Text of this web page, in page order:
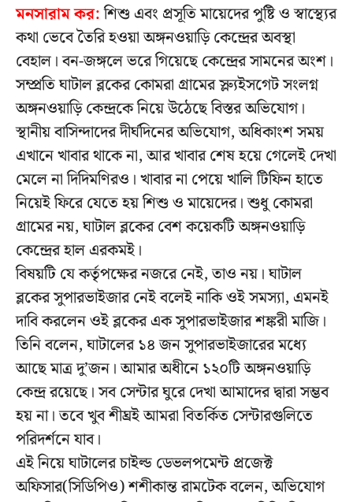
মনসারাম কর:শিশু এবং প্রসূতি মায়েদের পুষ্টি ও স্বাস্থ্যের
কথা ভেবে তৈরি হওয়া অঙ্গনওয়াড়ি কেন্দ্রের অবস্থা
বেহাল। বন-জঙ্গলে ভরে গিয়েছে কেন্দ্রের সামনের অংশ।
সম্প্রতি ঘাটাল ব্লকের কোমরা গ্রামের স্ল্যুইসগেট সংলগ্ন
অঙ্গনওয়াড়ি কেন্দ্রকে নিয়ে উঠেছে বিস্তর অভিযোগ।
স্থানীয় বাসিন্দাদের দীর্ঘদিনের অভিযোগ, অধিকাংশ সময়
এখানে খাবার থাকে না, আর খাবার শেষ হয়ে গেলেই দেখা
মেলে না দিদিমণিরও। খাবার না পেয়ে খালি টিফিন হাতে
নিয়েই ফিরে যেতে হয় শিশু ও মায়েদের। শুধু কোমরা
গ্রামের নয়, ঘাটাল ব্লকের বেশ কয়েকটি অঙ্গনওয়াড়ি
কেন্দ্রের হাল এরকমই।
বিষয়টি যে কর্তৃপক্ষের নজরে নেই, তাও নয়। ঘাটাল
ব্লকের সুপারভাইজার নেই বলেই নাকি ওই সমস্যা, এমনই
দাবি করলেন ওই ব্লকের এক সুপারভাইজার শঙ্করী মাজি।
তিনি বলেন, ঘাটালের ১৪ জন সুপারভাইজারের মধ্যে
আছে মাত্র দু’জন। আমার অধীনে ১২০টি অঙ্গনওয়াড়ি
কেন্দ্র রয়েছে। সব সেন্টার ঘুরে দেখা আমাদের দ্বারা সম্ভব
হয় না। তবে খুব শীঘ্রই আমরা বিতর্কিত সেন্টারগুলিতে
পরিদর্শনে যাব।
এই নিয়ে ঘাটালের চাইল্ড ডেভলপমেন্ট প্রজেক্ট
অফিসার(সিডিপিও) শশীকান্ত রামটেক বলেন, অভিযোগ